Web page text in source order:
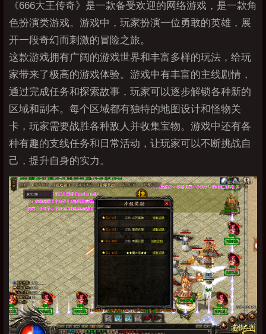
《666大王传奇》是一款备受欢迎的网络游戏，是一款角
色扮演类游戏。游戏中，玩家扮演一位勇敢的英雄，展
开一段奇幻而刺激的冒险之旅。
这款游戏拥有广阔的游戏世界和丰富多样的玩法，给玩
家带来了极高的游戏体验。游戏中有丰富的主线剧情，
通过完成任务和探索故事，玩家可以逐步解锁各种新的
区域和副本。每个区域都有独特的地图设计和怪物关
卡，玩家需要战胜各种敌人并收集宝物。游戏中还有各
种有趣的支线任务和日常活动，让玩家可以不断挑战自
己，提升自身的实力。